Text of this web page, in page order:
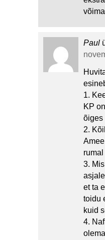
Paul
1.
KP
õiges
2.
3.
et ta
toidu
kuid
4.